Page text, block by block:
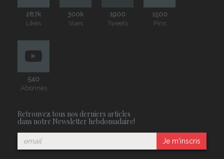
287k
Likes
300k
Vues
1900
Tweets
1500
Pins
540
Abonnés
Retrouvez tous nos derniers articles
dans notre Newsletter hebdomadaire!
Je m'inscris